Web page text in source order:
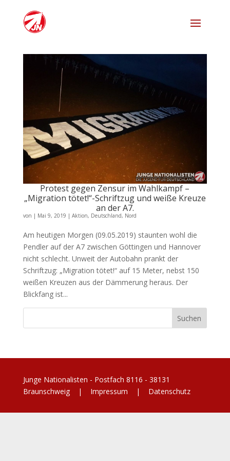
Protest gegen Zensur im Wahlkampf –
„Migration tötet!“-Schriftzug und weiße Kreuze
an der A7.
von | Mai 9, 2019 | Aktion, Deutschland, Nord
Am heutigen Morgen (09.05.2019) staunten wohl die
Pendler auf der A7 zwischen Göttingen und Hannover
nicht schlecht. Unweit der Autobahn prankt der
Schriftzug: „Migration tötet!“ auf 15 Meter, nebst 150
weißen Kreuzen aus der Dämmerung heraus. Der
Blickfang ist...
Junge Nationalisten - Postfach 8116 - 38131
Braunschweig | Impressum | Datenschutz